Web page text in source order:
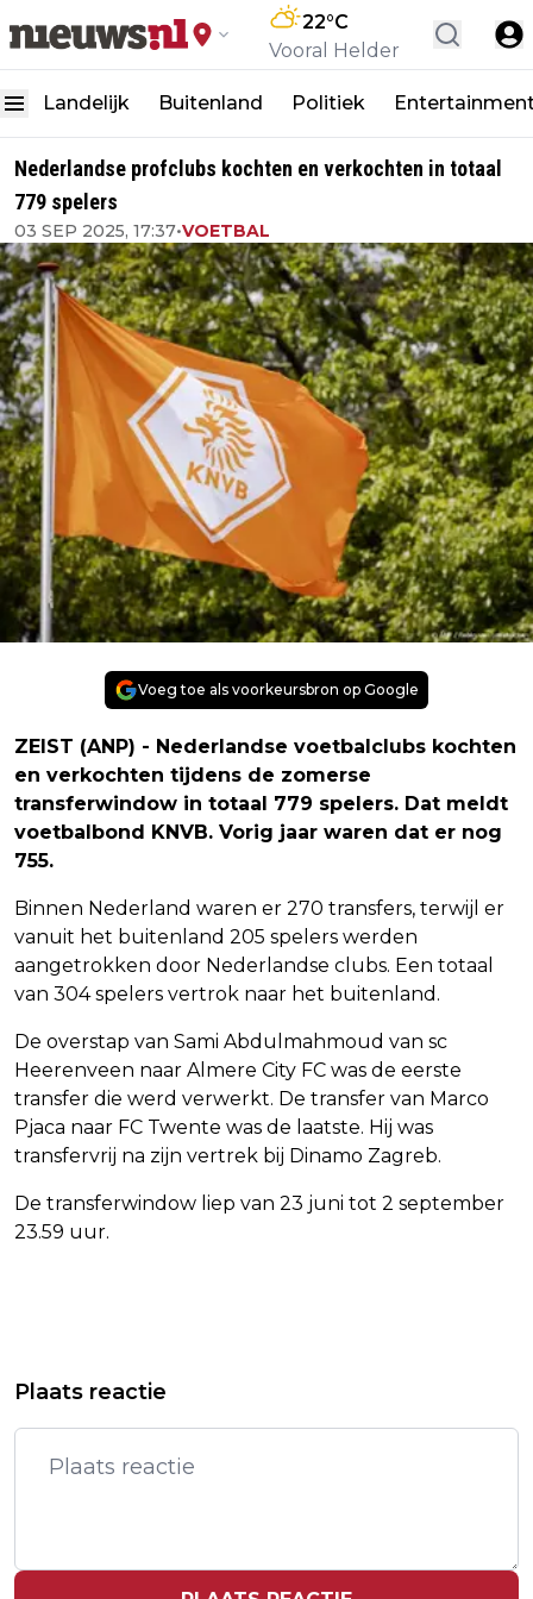
22°C
Vooral Helder
Landelijk Buitenland Politiek
Nederlandse profclubs kochten en verkochten in totaal
779 spelers
03 SEP 2025, 17:37•VOETBAL
Voeg toe als voorkeursbron op Google
ZEIST (ANP) - Nederlandse voetbalclubs kochten
en verkochten tijdens de zomerse
transferwindow in totaal 779 spelers. Dat meldt
voetbalbond KNVB. Vorig jaar waren dat er nog
755.
Binnen Nederland waren er 270 transfers, terwijl er
vanuit het buitenland 205 spelers werden
aangetrokken door Nederlandse clubs. Een totaal
van 304 spelers vertrok naar het buitenland.
De overstap van Sami Abdulmahmoud van sc
Heerenveen naar Almere City FC was de eerste
transfer die werd verwerkt. De transfer van Marco
Pjaca naar FC Twente was de laatste. Hij was
transfervrij na zijn vertrek bij Dinamo Zagreb.
De transferwindow liep van 23 juni tot 2 september
23.59 uur.
MOGELIJKHEID VOOR SUPER BOWL-
SHELL EINDIGT LAGER IN AEX NA
DALING OLIEPRIJZEN
Plaats reactie